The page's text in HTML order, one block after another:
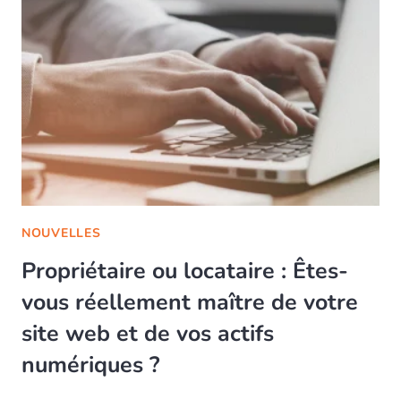
NOUVELLES
Propriétaire ou locataire : Êtes-
vous réellement maître de votre
site web et de vos actifs
numériques ?